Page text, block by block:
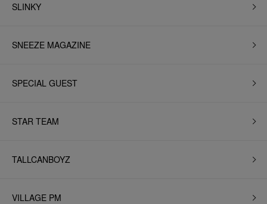
SLINKY
SNEEZE MAGAZINE
SPECIAL GUEST
STAR TEAM
TALLCANBOYZ
VILLAGE PM